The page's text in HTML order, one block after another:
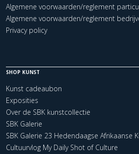
Algemene voorwaarden/reglement
Algemene voorwaarden/reglement
Privacy policy
SHOP KUNST
Kunst cadeaubon
Exposities
Over de SBK kunstcollectie
SBK Galerie
SBK Galerie 23 Hedendaagse Afrikaanse
Cultuurvlog My Daily Shot of Culture